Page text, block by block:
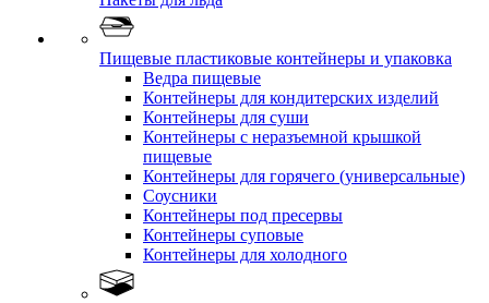
Пищевые пластиковые контейнеры и упаковка
Ведра пищевые
Контейнеры для кондитерских изделий
Контейнеры для суши
Контейнеры с неразъемной крышкой
пищевые
Контейнеры для горячего (универсальные)
Соусники
Контейнеры под пресервы
Контейнеры суповые
Контейнеры для холодного